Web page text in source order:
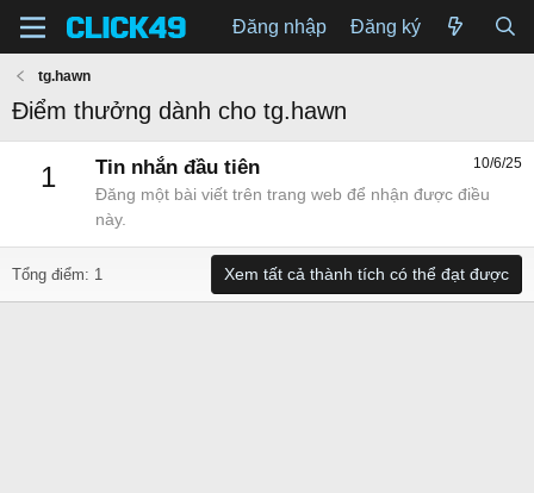
Đăng nhập Đăng ký
tg.hawn
Điểm thưởng dành cho tg.hawn
1 10/6/25
Tin nhắn đầu tiên
Đăng một bài viết trên trang web để nhận được điều
này.
Tổng điểm: 1 Xem tất cả thành tích có thể đạt được